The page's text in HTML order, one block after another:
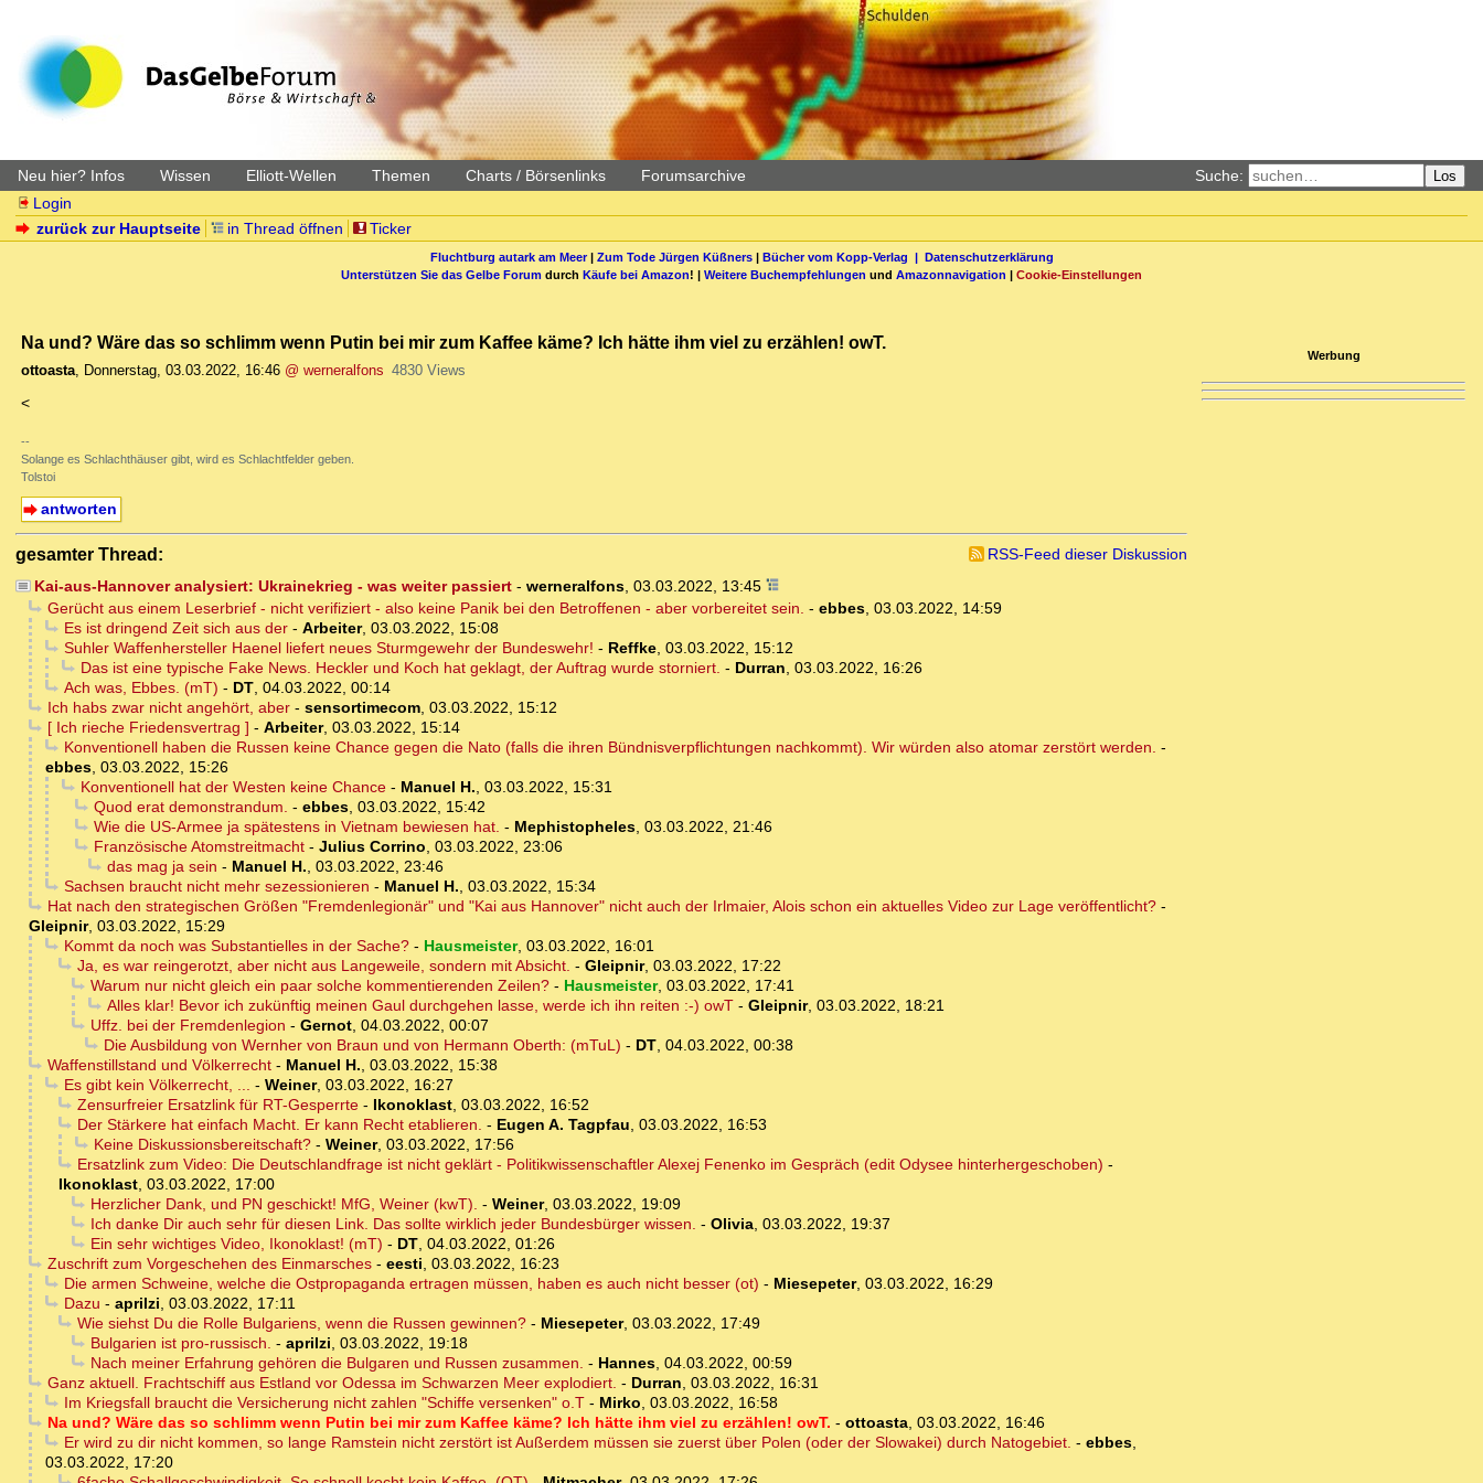
Neu hier? Infos Wissen Elliott-Wellen Themen Charts / Börsenlinks Forumsarchive Suche: Los
Login
zurück zur Hauptseite
in Thread öffnen Ticker
Fluchtburg autark am Meer| Zum Tode Jürgen Küßners| Bücher vom Kopp-Verlag | Datenschutzerklärung
Unterstützen Sie das Gelbe Forum durch Käufe bei Amazon! | Weitere Buchempfehlungen und Amazonnavigation | Cookie-Einstellungen
Na und? Wäre das so schlimm wenn Putin bei mir zum Kaffee käme? Ich hätte ihm viel zu erzählen! owT.
ottoasta, Donnerstag, 03.03.2022, 16:46 @ werneralfons 4830 Views
<
--
Solange es Schlachthäuser gibt, wird es Schlachtfelder geben.
Tolstoi
antworten
gesamter Thread:
RSS-Feed dieser Diskussion
Kai-aus-Hannover analysiert: Ukrainekrieg - was weiter passiert- werneralfons, 03.03.2022, 13:45
Gerücht aus einem Leserbrief - nicht verifiziert - also keine Panik bei den Betroffenen - aber vorbereitet sein. - ebbes, 03.03.2022, 14:59
Es ist dringend Zeit sich aus der- Arbeiter, 03.03.2022, 15:08
Suhler Waffenhersteller Haenel liefert neues Sturmgewehr der Bundeswehr! - Reffke, 03.03.2022, 15:12
Das ist eine typische Fake News. Heckler und Koch hat geklagt, der Auftrag wurde storniert. - Durran, 03.03.2022, 16:26
Ach was, Ebbes. (mT) - DT, 04.03.2022, 00:14
Ich habs zwar nicht angehört, aber- sensortimecom, 03.03.2022, 15:12
[ Ich rieche Friedensvertrag ] - Arbeiter, 03.03.2022, 15:14
Konventionell haben die Russen keine Chance gegen die Nato (falls die ihren Bündnisverpflichtungen nachkommt). Wir würden also atomar zerstört werden. -
ebbes, 03.03.2022, 15:26
Konventionell hat der Westen keine Chance- Manuel H., 03.03.2022, 15:31
Quod erat demonstrandum. - ebbes, 03.03.2022, 15:42
Wie die US-Armee ja spätestens in Vietnam bewiesen hat. - Mephistopheles, 03.03.2022, 21:46
Französische Atomstreitmacht- Julius Corrino, 03.03.2022, 23:06
das mag ja sein - Manuel H., 03.03.2022, 23:46
Sachsen braucht nicht mehr sezessionieren - Manuel H., 03.03.2022, 15:34
Hat nach den strategischen Größen "Fremdenlegionär" und "Kai aus Hannover" nicht auch der Irlmaier, Alois schon ein aktuelles Video zur Lage veröffentlicht?-
Gleipnir, 03.03.2022, 15:29
Kommt da noch was Substantielles in der Sache?- Hausmeister, 03.03.2022, 16:01
Ja, es war reingerotzt, aber nicht aus Langeweile, sondern mit Absicht. - Gleipnir, 03.03.2022, 17:22
Warum nur nicht gleich ein paar solche kommentierenden Zeilen?- Hausmeister, 03.03.2022, 17:41
Alles klar! Bevor ich zukünftig meinen Gaul durchgehen lasse, werde ich ihn reiten :-) owT- Gleipnir, 03.03.2022, 18:21
Uffz. bei der Fremdenlegion - Gernot, 04.03.2022, 00:07
Die Ausbildung von Wernher von Braun und von Hermann Oberth: (mTuL) - DT, 04.03.2022, 00:38
Waffenstillstand und Völkerrecht- Manuel H., 03.03.2022, 15:38
Es gibt kein Völkerrecht, ... - Weiner, 03.03.2022, 16:27
Zensurfreier Ersatzlink für RT-Gesperrte- Ikonoklast, 03.03.2022, 16:52
Der Stärkere hat einfach Macht. Er kann Recht etablieren. - Eugen A. Tagpfau, 03.03.2022, 16:53
Keine Diskussionsbereitschaft?- Weiner, 03.03.2022, 17:56
Ersatzlink zum Video: Die Deutschlandfrage ist nicht geklärt - Politikwissenschaftler Alexej Fenenko im Gespräch (edit Odysee hinterhergeschoben) -
Ikonoklast, 03.03.2022, 17:00
Herzlicher Dank, und PN geschickt! MfG, Weiner (kwT). - Weiner, 03.03.2022, 19:09
Ich danke Dir auch sehr für diesen Link. Das sollte wirklich jeder Bundesbürger wissen. - Olivia, 03.03.2022, 19:37
Ein sehr wichtiges Video, Ikonoklast! (mT) - DT, 04.03.2022, 01:26
Zuschrift zum Vorgeschehen des Einmarsches- eesti, 03.03.2022, 16:23
Die armen Schweine, welche die Ostpropaganda ertragen müssen, haben es auch nicht besser (ot) - Miesepeter, 03.03.2022, 16:29
Dazu - aprilzi, 03.03.2022, 17:11
Wie siehst Du die Rolle Bulgariens, wenn die Russen gewinnen?- Miesepeter, 03.03.2022, 17:49
Bulgarien ist pro-russisch. - aprilzi, 03.03.2022, 19:18
Nach meiner Erfahrung gehören die Bulgaren und Russen zusammen. - Hannes, 04.03.2022, 00:59
Ganz aktuell. Frachtschiff aus Estland vor Odessa im Schwarzen Meer explodiert. - Durran, 03.03.2022, 16:31
Im Kriegsfall braucht die Versicherung nicht zahlen "Schiffe versenken" o.T- Mirko, 03.03.2022, 16:58
Na und? Wäre das so schlimm wenn Putin bei mir zum Kaffee käme? Ich hätte ihm viel zu erzählen! owT. - ottoasta, 03.03.2022, 16:46
Er wird zu dir nicht kommen, so lange Ramstein nicht zerstört ist Außerdem müssen sie zuerst über Polen (oder der Slowakei) durch Natogebiet. - ebbes,
03.03.2022, 17:20
Werbung